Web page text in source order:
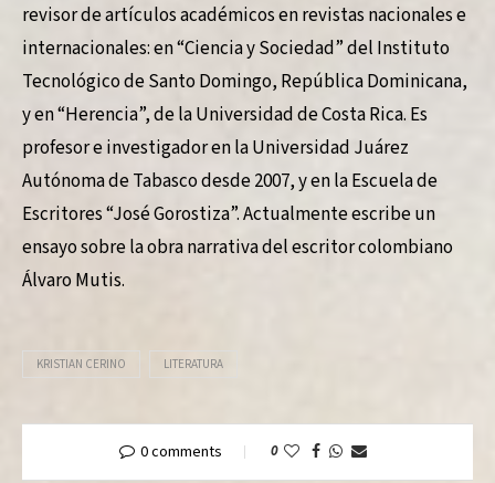
revisor de artículos académicos en revistas nacionales e
internacionales: en “Ciencia y Sociedad” del Instituto
Tecnológico de Santo Domingo, República Dominicana,
y en “Herencia”, de la Universidad de Costa Rica. Es
profesor e investigador en la Universidad Juárez
Autónoma de Tabasco desde 2007, y en la Escuela de
Escritores “José Gorostiza”. Actualmente escribe un
ensayo sobre la obra narrativa del escritor colombiano
Álvaro Mutis.
KRISTIAN CERINO LITERATURA
0 comments 0